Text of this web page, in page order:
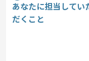
あなたに担当してい
だくこと